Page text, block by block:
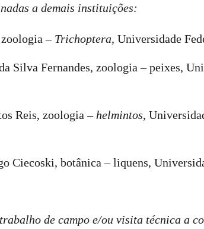
a demais instituições:
– Trichoptera, Universidade
Silva Fernandes, zoologia – peixes,
Reis, zoologia – helmintos,
Ciecoski, botânica – liquens,
de campo e/ou visita técnica a